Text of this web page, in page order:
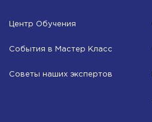
Центр Обучения
События в Мастер Класс
Советы наших экспертов